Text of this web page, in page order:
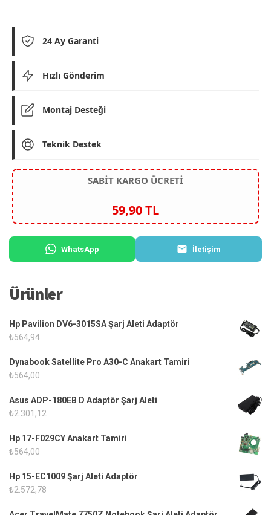
24 Ay Garanti
Hızlı Gönderim
Montaj Desteği
Teknik Destek
SABİT KARGO ÜCRETİ
59,90 TL
WhatsApp İletişim
Ürünler
Hp Pavilion DV6-3015SA Şarj Aleti Adaptör
₺564,94
Dynabook Satellite Pro A30-C Anakart Tamiri
₺564,00
Asus ADP-180EB D Adaptör Şarj Aleti
₺2.301,12
Hp 17-F029CY Anakart Tamiri
₺564,00
Hp 15-EC1009 Şarj Aleti Adaptör
₺2.572,78